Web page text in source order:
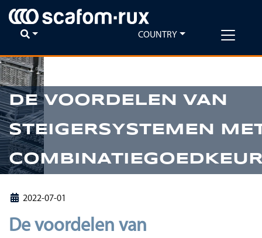
COUNTRY
Previous
DE VOORDELEN VAN
STEIGERSYSTEMEN
2022-07-01
De voordelen van